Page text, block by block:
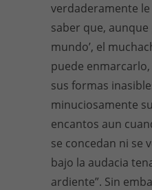
verdaderamente
saber que, aunque
mundo’, el
puede
sus formas
minuciosamente
encantos aun
se concedan ni se
bajo la audacia
ardiente”. Sin